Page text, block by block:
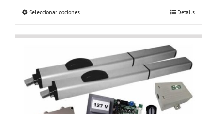
Seleccionar opcionesEste
tiene
variantes.
Las
opciones
se
pueden
elegir
Details